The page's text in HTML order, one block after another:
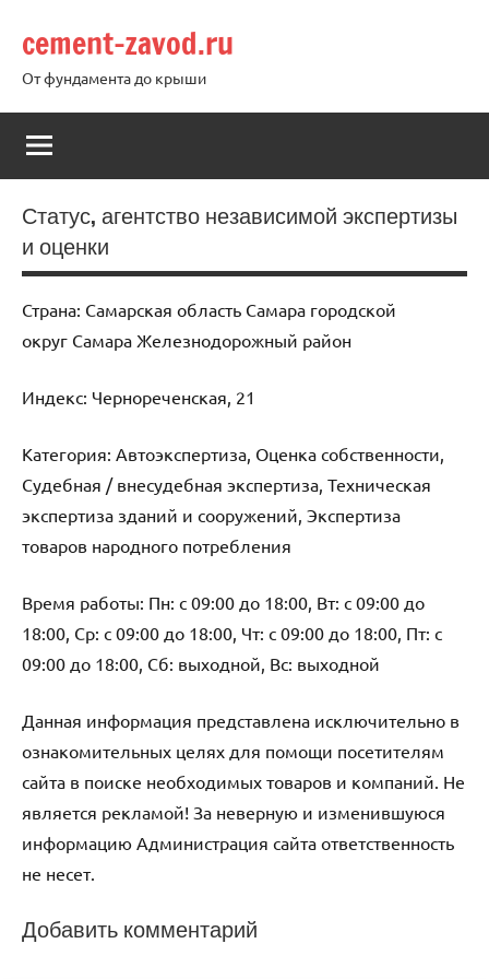
содержимому
cement-zavod.ru
От фундамента до крыши
Статус, агентство независимой экспертизы
и оценки
Страна: Самарская область Самара городской
округ Самара Железнодорожный район
Индекс: Чернореченская, 21
Категория: Автоэкспертиза, Оценка собственности,
Судебная / внесудебная экспертиза, Техническая
экспертиза зданий и сооружений, Экспертиза
товаров народного потребления
Время работы: Пн: с 09:00 до 18:00, Вт: с 09:00 до
18:00, Ср: с 09:00 до 18:00, Чт: с 09:00 до 18:00, Пт: с
09:00 до 18:00, Сб: выходной, Вс: выходной
Данная информация представлена исключительно в
ознакомительных целях для помощи посетителям
сайта в поиске необходимых товаров и компаний. Не
является рекламой! За неверную и изменившуюся
информацию Администрация сайта ответственность
не несет.
Добавить комментарий